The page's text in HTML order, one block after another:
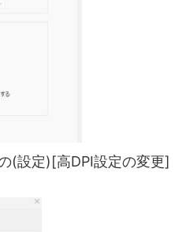
(設定)[高DPI設定の変更]